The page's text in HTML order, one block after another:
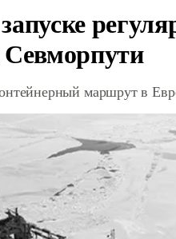
Севморпути
маршрут в